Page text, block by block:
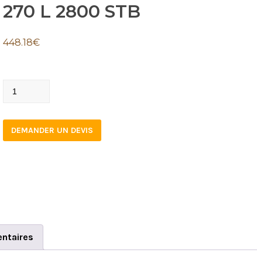
270 L 2800 STB
448.18€
270
2800
STBDEMANDER UN DEVIS